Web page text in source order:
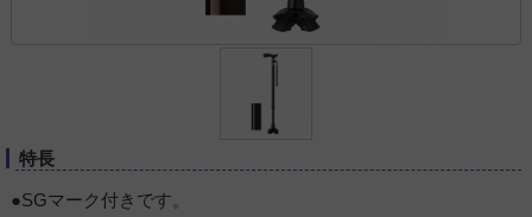
特長
●SGマーク付きです。